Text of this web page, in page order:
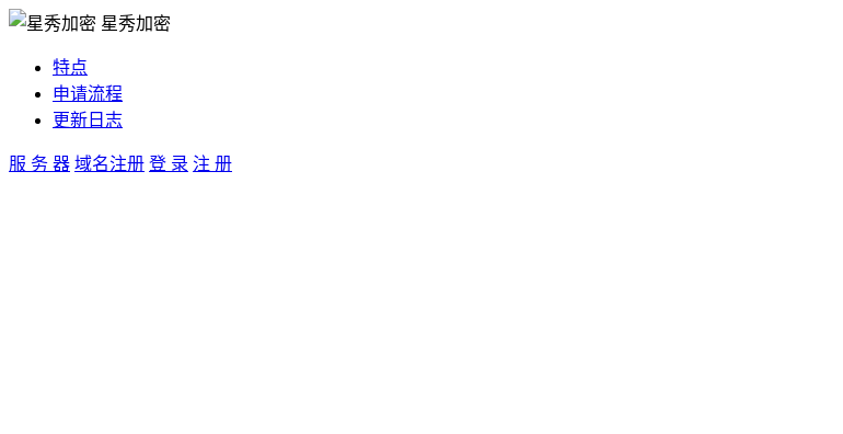
星秀加密
特点
申请流程
更新日志
服 务 器 域名注册 登 录 注 册